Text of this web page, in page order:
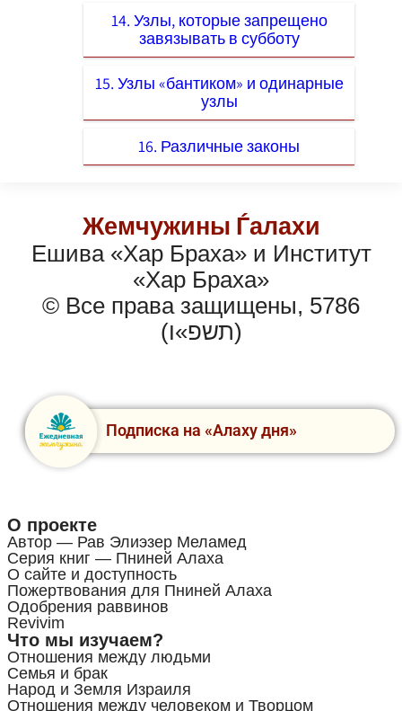
14. Узлы, которые запрещено
завязывать в субботу
15. Узлы «бантиком» и одинарные
узлы
16. Различные законы
Жемчужины Ѓалахи
Ешива «Хар Браха» и Институт
«Хар Браха»
© Все права защищены, 5786
(תשפ»ו)
Подписка на «Алаху дня»
О проекте
Автор — Рав Элиэзер Меламед
Серия книг — Пниней Алаха
О сайте и доступность
Пожертвования для Пниней Алаха
Одобрения раввинов
Revivim
Что мы изучаем?
Отношения между людьми
Семья и брак
Народ и Земля Израиля
Отношения между человеком и Творцом